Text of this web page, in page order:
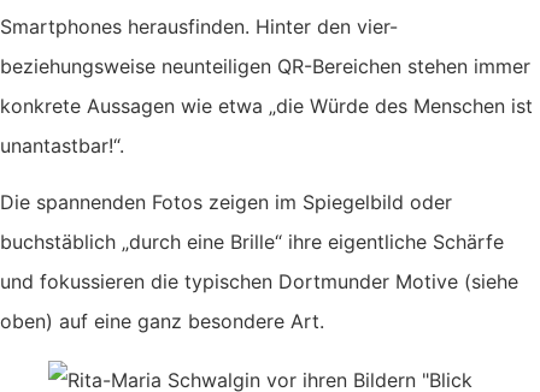
Smartphones herausfinden. Hinter den vier-
beziehungsweise neunteiligen QR-Bereichen stehen immer
konkrete Aussagen wie etwa „die Würde des Menschen ist
unantastbar!“.
Die spannenden Fotos zeigen im Spiegelbild oder
buchstäblich „durch eine Brille“ ihre eigentliche Schärfe
und fokussieren die typischen Dortmunder Motive (siehe
oben) auf eine ganz besondere Art.